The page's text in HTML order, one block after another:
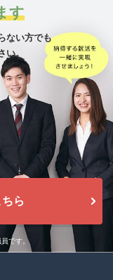
す
ない方でも
い。
ら
です。